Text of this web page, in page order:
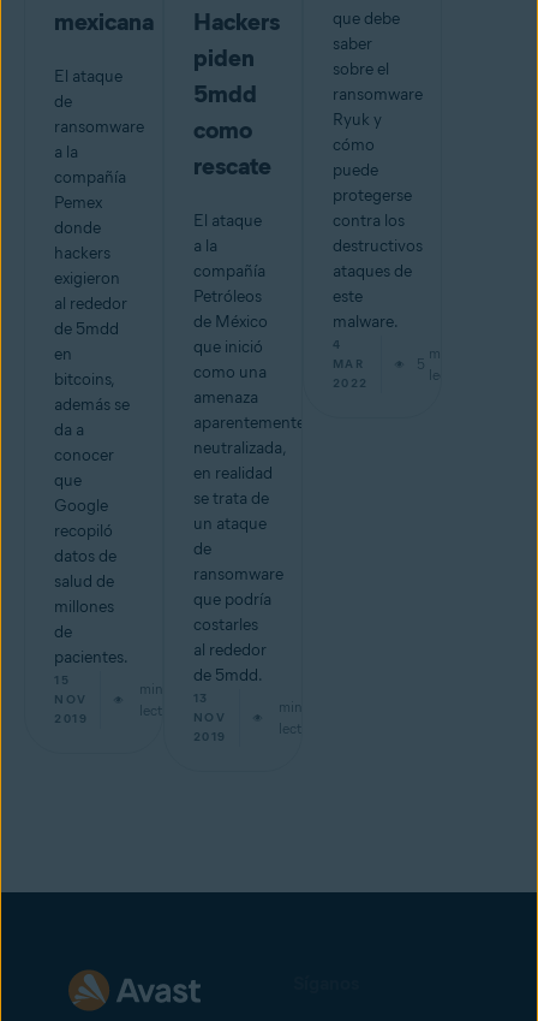
mexicana
El ataque
de
ransomware
a la
compañía
Pemex
donde
hackers
exigieron
al rededor
de 5mdd
en
bitcoins,
además se
da a
conocer
que
Google
recopiló
datos de
salud de
millones
de
pacientes.
15
NOV
2019
min de
lectura
Hackers
piden
5mdd
como
rescate
El ataque
a la
compañía
Petróleos
de México
que inició
como una
amenaza
aparentemente
neutralizada,
en realidad
se trata de
un ataque
de
ransomware
que podría
costarles
al rededor
de 5mdd.
13
NOV
2019
min de
lectura
que debe
saber
sobre el
ransomware
Ryuk y
cómo
puede
protegerse
contra los
destructivos
ataques de
este
malware.
4
MAR
2022
5
min de
lectura